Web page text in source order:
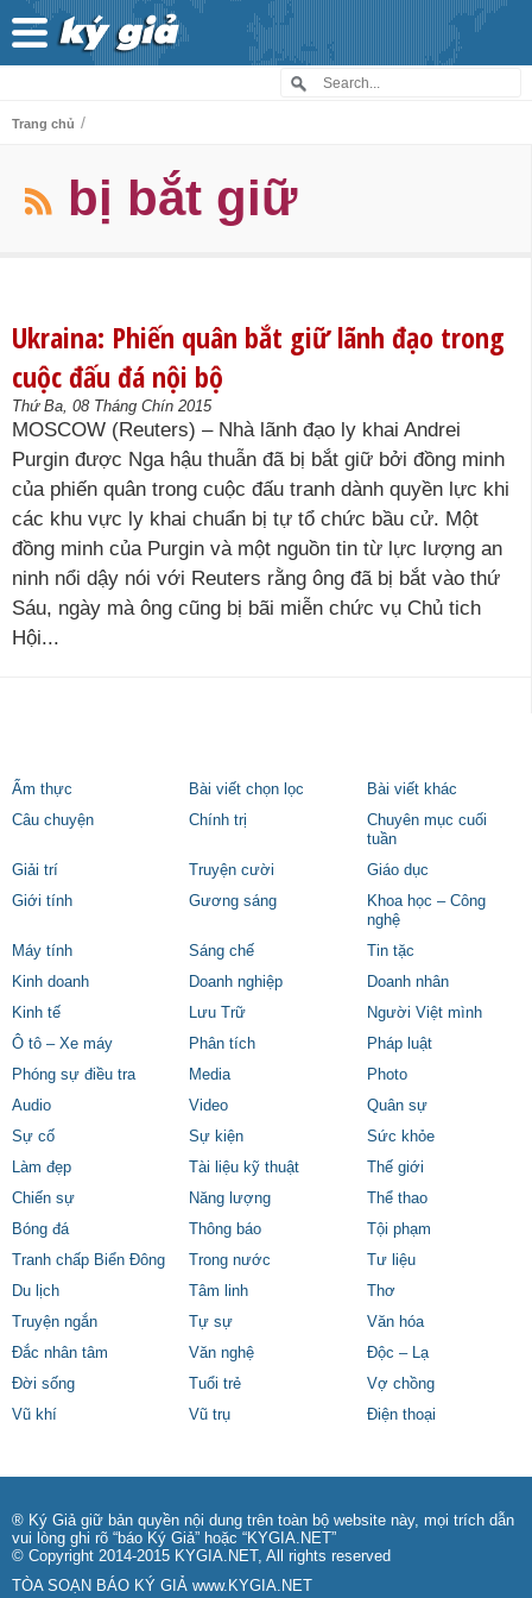
Trang chủ /
bị bắt giữ
Ukraina: Phiến quân bắt giữ lãnh đạo trong
cuộc đấu đá nội bộ
Thứ Ba, 08 Tháng Chín 2015
MOSCOW (Reuters) – Nhà lãnh đạo ly khai Andrei
Purgin được Nga hậu thuẫn đã bị bắt giữ bởi đồng minh
của phiến quân trong cuộc đấu tranh dành quyền lực khi
các khu vực ly khai chuẩn bị tự tổ chức bầu cử. Một
đồng minh của Purgin và một nguồn tin từ lực lượng an
ninh nổi dậy nói với Reuters rằng ông đã bị bắt vào thứ
Sáu, ngày mà ông cũng bị bãi miễn chức vụ Chủ tich
Hội...
Ẩm thực Bài viết chọn lọc
Bài viết khác
Câu chuyện
Chính trị
Chuyên mục cuối
tuần
Giải trí
Truyện cười
Giáo dục
Giới tính
Gương sáng
Khoa học – Công
nghệ
Máy tính
Sáng chế
Tin tặc
Kinh doanh
Doanh nghiệp
Doanh nhân
Kinh tế
Lưu Trữ
Người Việt mình
Ô tô – Xe máy
Phân tích
Pháp luật
Phóng sự điều tra
Media
Photo
Audio
Video
Quân sự
Sự cố
Sự kiện
Sức khỏe
Làm đẹp
Tài liệu kỹ thuật
Thế giới
Chiến sự
Năng lượng
Thể thao
Bóng đá
Thông báo
Tội phạm
Tranh chấp Biển Đông
Trong nước
Tư liệu
Du lịch
Tâm linh
Thơ
Truyện ngắn
Tự sự
Văn hóa
Đắc nhân tâm
Văn nghệ
Độc – Lạ
Đời sống
Tuổi trẻ
Vợ chồng
Vũ khí
Vũ trụ Điện thoại
® Ký Giả giữ bản quyền nội dung trên toàn bộ website này, mọi trích dẫn
vui lòng ghi rõ “báo Ký Giả” hoặc “KYGIA.NET”
© Copyright 2014-2015 KYGIA.NET, All rights reserved
TÒA SOẠN BÁO KÝ GIẢ www.KYGIA.NET